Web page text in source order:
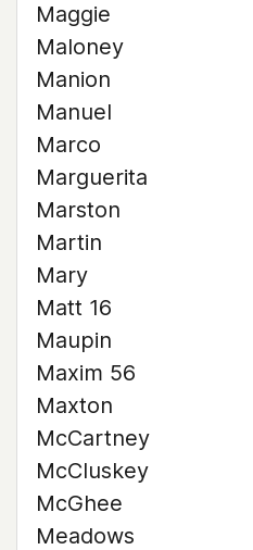
Maggie
Maloney
Manion
Manuel
Marco
Marguerita
Marston
Martin
Mary
Matt 16
Maupin
Maxim 56
Maxton
McCartney
McCluskey
McGhee
Meadows